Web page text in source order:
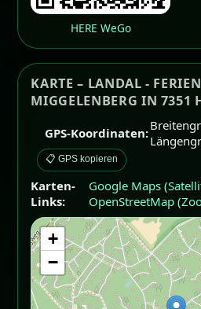
HERE WeGo
KARTE – LANDAL -
MIGGELENBERG IN 7351
GPS-Koordinaten:
📋 GPS kopieren
Karten-
Links:
Google Maps
OpenStreetMap
+
−